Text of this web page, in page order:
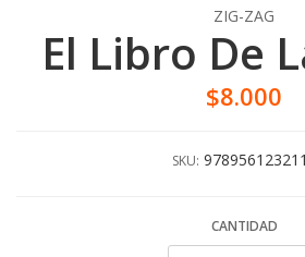
ZIG-ZAG
El Libro De
$8.000
SKU:
CANTIDAD